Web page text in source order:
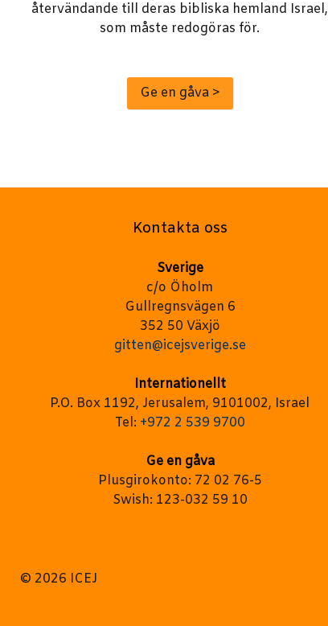
återvändande till deras bibliska hemland Israel,
som måste redogöras för.
Ge en gåva >
Kontakta oss
Sverige
c/o Öholm
Gullregnsvägen 6
352 50 Växjö
gitten@icejsverige.se
Internationellt
P.O. Box 1192, Jerusalem, 9101002, Israel
Tel: +972 2 539 9700
Ge en gåva
Plusgirokonto: 72 02 76-5
Swish: 123-032 59 10
© 2026 ICEJ